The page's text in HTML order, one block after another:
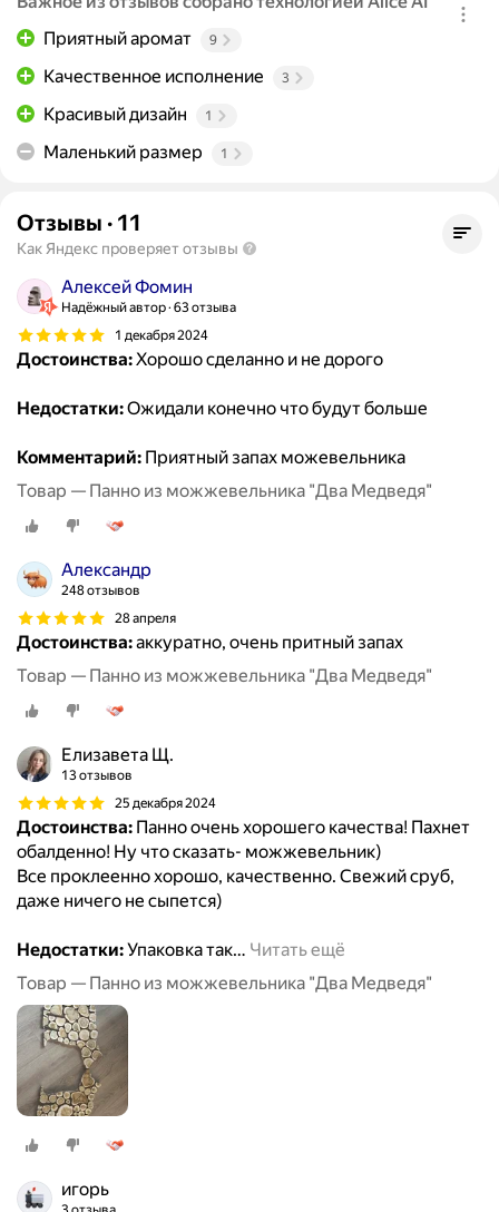
Приятный аромат
9
Качественное исполнение 3
Красивый дизайн 1
Маленький размер 1
Отзывы · 11
Как Яндекс проверяет отзывы
Алексей Фомин
Надёжный автор 63 отзыва
1 декабря 2024
Достоинства:Хорошо сделанно и не дорого
Недостатки:Ожидали конечно что будут больше
Комментарий: Приятный запах можевельника
Товар — Панно из можжевельника "Два Медведя"
Александр
248 отзывов
28 апреля
Достоинства:аккуратно, очень притный запах
Товар — Панно из можжевельника "Два Медведя"
Елизавета Щ.
13 отзывов
25 декабря 2024
Достоинства: Панно очень хорошего качества! Пахнет
обалденно! Ну что сказать- можжевельник)
Все проклеенно хорошо, качественно. Свежий сруб,
даже ничего не сыпется)
Недостатки:Упаковка так… Читать ещё
Товар — Панно из можжевельника "Два Медведя"
игорь